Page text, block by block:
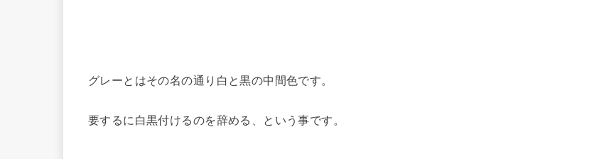
グレーとはその名の通り白と黒の中間色です。
要するに白黒付けるのを辞める、という事です。